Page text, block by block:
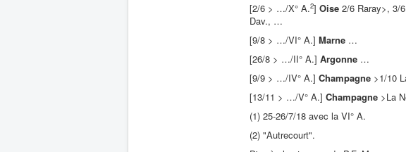
[2/6 > …/X° A.2] Oise 2/6 Raray>, 3/
Dav., …
[9/8 > …/VI° A.] Marne …
[26/8 > …/II° A.] Argonne …
[9/9 > …/IV° A.] Champagne >1/10
[13/11 > …/V° A.] Champagne >La
(1) 25-26/7/18 avec la VI° A.
(2) "Autrecourt".